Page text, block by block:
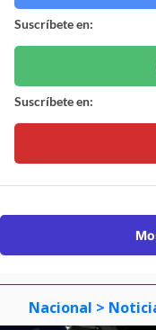
Suscríbete en:
Suscríbete en:
Nacional >